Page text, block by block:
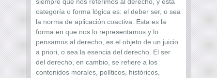
siempre que nos referimos al derecho, y esta
categoría o forma lógica es: el deber ser, o sea
la norma de aplicación coactiva. Esta es la
forma en que nos lo representamos y lo
pensamos al derecho, es el objeto de un juicio
a priori, o sea la esencia del derecho. El ser
del derecho, en cambio, se refiere a los
contenidos morales, políticos, históricos,